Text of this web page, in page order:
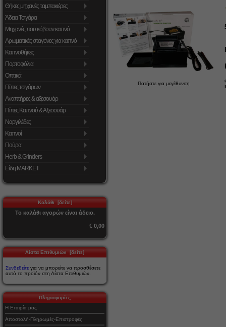
Θήκες μηχανές ταμπακιέρες
Άδεια Τσιγάρα
Μηχανές που κόβουν καπνό
Αρωματικές σταγόνες για καπνό
Καπνοθήκες
Πορτοφόλια
Οπτικά
Πίπες τσιγάρων
Αναπτήρες & αξεσουάρ
Πίπες Καπνού & Αξεσουάρ
Ναργιλέδες
Καπνοί
Πούρα
Herb & Grinders
Είδη MARKET
Καλάθι [δείτε]
Το καλάθι αγορών είναι άδειο.
€ 0,00
Λίστα Επιθυμιών [δείτε]
Συνδεθείτε για να μπορείτε να προσθέσετε
αυτό το προϊόν στη Λίστα Επιθυμιών.
Πληροφορίες
Η Εταιρία μας
Αποστολή-Πληρωμές-Επιστροφές
Πατήστε για μεγέθυνση